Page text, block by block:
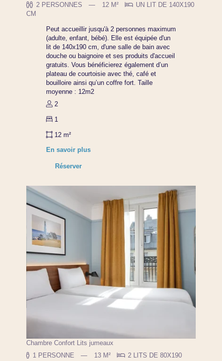
2 PERSONNES
12 M²
UN LIT DE 140X190
CM
Peut accueillir jusqu'à 2 personnes maximum
(adulte, enfant, bébé). Elle est équipée d'un
lit de 140x190 cm, d'une salle de bain avec
douche ou baignoire et ses produits d'accueil
gratuits. Vous bénéficierez également d’un
plateau de courtoisie avec thé, café et
bouilloire ainsi qu’un coffre fort. Taille
moyenne : 12m2
2
1
12 m²
En savoir plus
Réserver
Chambre Confort Lits jumeaux
1 PERSONNE
13 M²
2 LITS DE 80X190